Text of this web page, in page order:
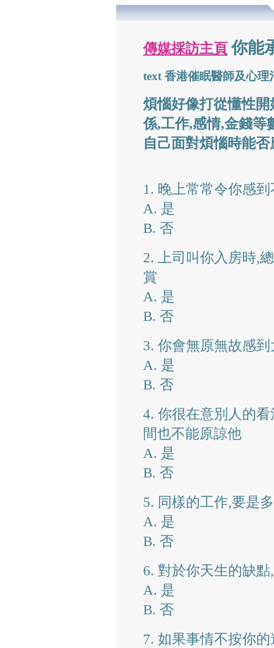
傳媒採訪主頁 你能
text 香港催眠醫師及心理
煩惱好像打從懂性
係,工作,感情,金錢等
自己面對煩惱時能
1. 晚上常常令你感到
A. 是
B. 否
2. 上司叫你入房時,
賞
A. 是
B. 否
3. 你會無原無故感
A. 是
B. 否
4. 你很在意別人的
間也不能原諒他
A. 是
B. 否
5. 同樣的工作,要是
A. 是
B. 否
6. 對於你天生的缺
A. 是
B. 否
7. 如果事情不按你